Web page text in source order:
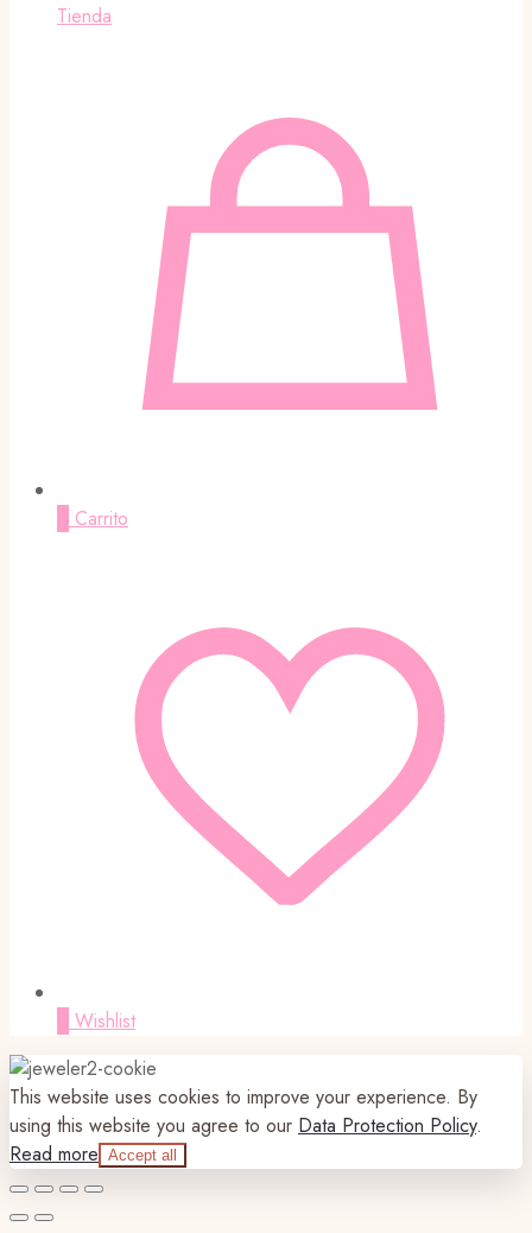
Tienda
Carrito
Wishlist
This website uses cookies to improve your experience. By
using this website you agree to our Data Protection Policy.
Read more Accept all